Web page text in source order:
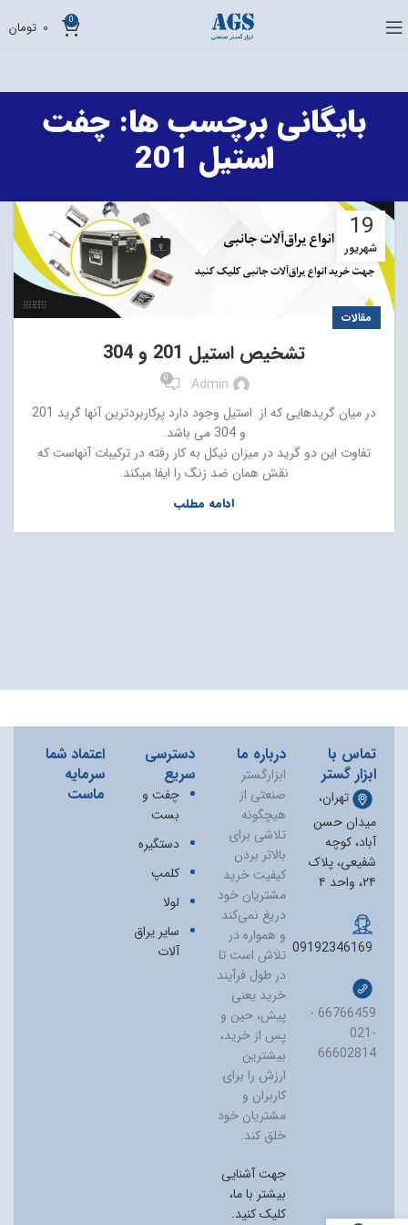
0
0 تومان
بایگانی برچسب ها: چفت
استیل 201
19
شهریور
مقالات
تشخیص استیل 201 و 304
Admin
0
در میان گریدهایی که از استیل وجود دارد پرکاربردترین آنها گرید 201
و 304 می باشد.
تفاوت این دو گرید در میزان نیکل به کار رفته در ترکیبات آنهاست که
نقش همان ضد زنگ را ایفا میکند.
ادامه مطلب
تماس با
ابزار گستر
تهران،
میدان حسن
آباد، کوچه
شفیعی، پلاک
۲۴، واحد ۴
09192346169
66766459 -
021-
66602814
درباره ما
ابزارگستر
صنعتی از
هیچگونه
تلاشی برای
بالاتر بردن
کیفیت خرید
مشتریان خود
دریغ نمی‏‌کند
و همواره در
تلاش است تا
در طول فرآیند
خرید یعنی
پیش، حین و
پس از خرید،
بیشترین
ارزش را برای
کاربران و
مشتریان خود
خلق کند.
جهت آشنایی
بیشتر با ما،
کلیک کنید.
دسترسی
سریع
چفت و
بست
دستگیره
کلمپ
لولا
سایر یراق
آلات
اعتماد شما
سرمایه
ماست